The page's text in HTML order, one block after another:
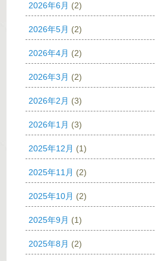
2026年6月 (2)
2026年5月 (2)
2026年4月 (2)
2026年3月 (2)
2026年2月 (3)
2026年1月 (3)
2025年12月 (1)
2025年11月 (2)
2025年10月 (2)
2025年9月 (1)
2025年8月 (2)